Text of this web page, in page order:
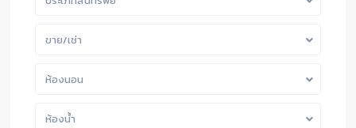
ขาย/เช่า
ห้องนอน
ห้องน้ำ